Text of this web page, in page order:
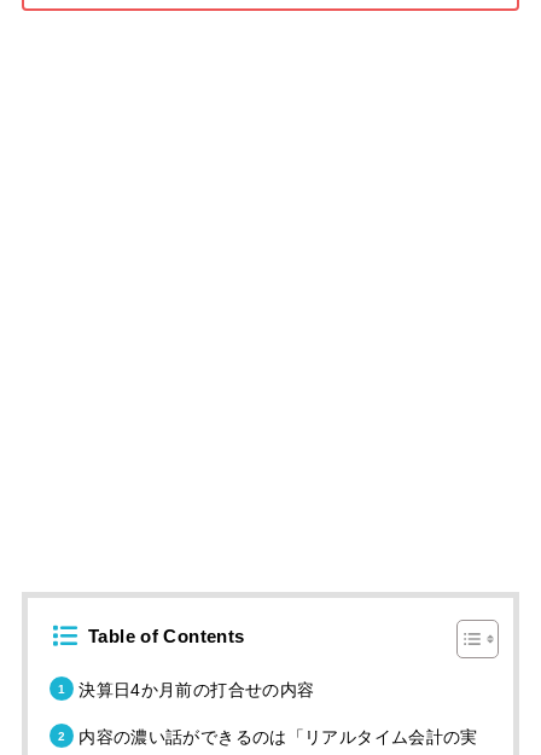
Table of Contents
決算日4か月前の打合せの内容
内容の濃い話ができるのは「リアルタイム会計の実